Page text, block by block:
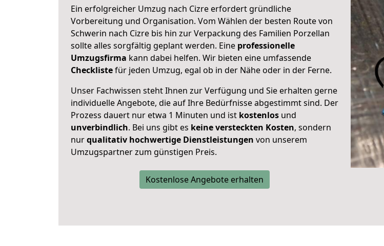
Ein erfolgreicher Umzug nach Cizre erfordert gründliche
Vorbereitung und Organisation. Vom Wählen der besten Route von
Schwerin nach Cizre bis hin zur Verpackung des Familien Porzellan
sollte alles sorgfältig geplant werden. Eine professionelle
Umzugsfirma kann dabei helfen. Wir bieten eine umfassende
Checklistefür jeden Umzug, egal ob in der Nähe oder in der Ferne.
Unser Fachwissen steht Ihnen zur Verfügung und Sie erhalten gerne
individuelle Angebote, die auf Ihre Bedürfnisse abgestimmt sind. Der
Prozess dauert nur etwa 1 Minuten und ist kostenlos und
unverbindlich. Bei uns gibt es keine versteckten Kosten, sondern
nurqualitativ hochwertige Dienstleistungen von unserem
Umzugspartner zum günstigen Preis.
Kostenlose Angebote erhalten